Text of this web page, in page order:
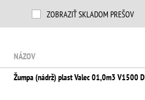
ZOBRAZIŤ SKLADOM PREŠOV
NÁZOV
Žumpa (nádrž) plast Valec 01,0m3 V1500